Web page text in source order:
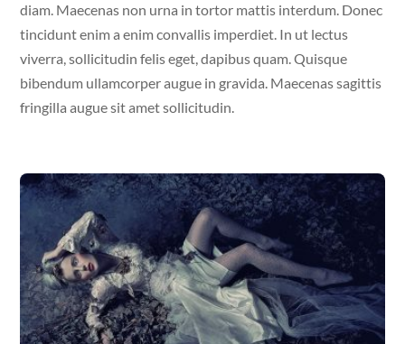
diam. Maecenas non urna in tortor mattis interdum. Donec
tincidunt enim a enim convallis imperdiet. In ut lectus
viverra, sollicitudin felis eget, dapibus quam. Quisque
bibendum ullamcorper augue in gravida. Maecenas sagittis
fringilla augue sit amet sollicitudin.